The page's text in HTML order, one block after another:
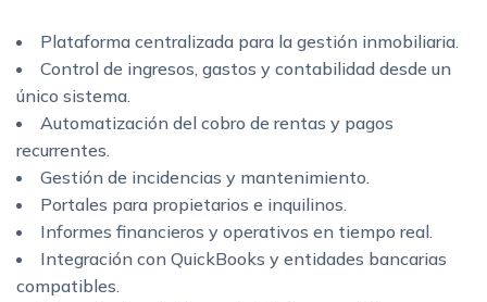
Plataforma centralizada para la gestión inmobiliaria.
Control de ingresos, gastos y contabilidad desde un
único sistema.
Automatización del cobro de rentas y pagos
recurrentes.
Gestión de incidencias y mantenimiento.
Portales para propietarios e inquilinos.
Informes financieros y operativos en tiempo real.
Integración con QuickBooks y entidades bancarias
compatibles.